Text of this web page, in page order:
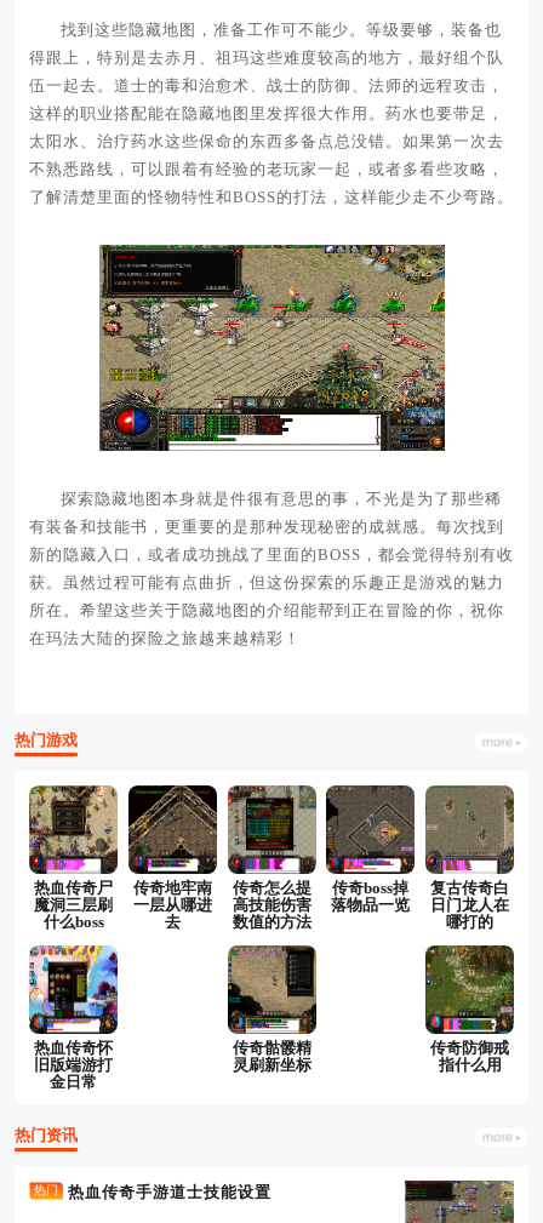
找到这些隐藏地图，准备工作可不能少。等级要够，装备也
得跟上，特别是去赤月、祖玛这些难度较高的地方，最好组个队
伍一起去。道士的毒和治愈术、战士的防御、法师的远程攻击，
这样的职业搭配能在隐藏地图里发挥很大作用。药水也要带足，
太阳水、治疗药水这些保命的东西多备点总没错。如果第一次去
不熟悉路线，可以跟着有经验的老玩家一起，或者多看些攻略，
了解清楚里面的怪物特性和BOSS的打法，这样能少走不少弯路。
探索隐藏地图本身就是件很有意思的事，不光是为了那些稀
有装备和技能书，更重要的是那种发现秘密的成就感。每次找到
新的隐藏入口，或者成功挑战了里面的BOSS，都会觉得特别有收
获。虽然过程可能有点曲折，但这份探索的乐趣正是游戏的魅力
所在。希望这些关于隐藏地图的介绍能帮到正在冒险的你，祝你
在玛法大陆的探险之旅越来越精彩！
热门游戏
热血传奇尸
魔洞三层刷
什么boss
传奇地牢南
一层从哪进
去
传奇怎么提
高技能伤害
数值的方法
传奇boss掉
落物品一览
复古传奇白
日门龙人在
哪打的
热血传奇怀
旧版端游打
金日常
传奇骷髅精
灵刷新坐标
传奇防御戒
指什么用
热门资讯
热门 热血传奇手游道士技能设置